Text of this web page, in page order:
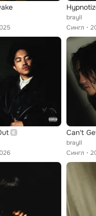
brayll
Сингл
Can't
brayll
Сингл